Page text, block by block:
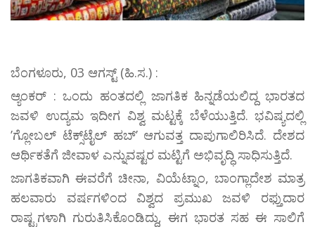
ಬೆಂಗಳೂರು, 03 ಆಗಸ್ಟ್ (ಹಿ.ಸ.) :
ಆ್ಯಂಕರ್ : ಒಂದು ಹಂತದಲ್ಲಿ ಜಾಗತಿಕ ಹಿನ್ನಡೆಯಲಿದ್ದ ಭಾರತದ
ಜವಳಿ ಉದ್ಯಮ ಇದೀಗ ವಿಶ್ವ ಮಟ್ಟಕ್ಕೆ ಬೆಳೆಯುತ್ತಿದೆ. ಭವಿಷ್ಯದಲ್ಲಿ
ʼಗ್ಲೋಬಲ್‌ ಟೆಕ್ಸ್‌ಟೈಲ್‌ ಹಬ್‌ʼ ಆಗುವತ್ತ ದಾಪುಗಾಲಿರಿಸಿದೆ. ದೇಶದ
ಆರ್ಥಿಕತೆಗೆ ಜೀವಾಳ ಎನ್ನುವಷ್ಟರ ಮಟ್ಟಿಗೆ ಅಭಿವೃದ್ಧಿ ಸಾಧಿಸುತ್ತಿದೆ.
ಜಾಗತಿಕವಾಗಿ ಈವರೆಗೆ ಚೀನಾ, ವಿಯೆಟ್ನಾಂ, ಬಾಂಗ್ಲಾದೇಶ ಮಾತ್ರ
ಹಲವಾರು ವರ್ಷಗಳಿಂದ ವಿಶ್ವದ ಪ್ರಮುಖ ಜವಳಿ ರಫ್ತುದಾರ
ರಾಷ್ಟ್ರಗಳಾಗಿ ಗುರುತಿಸಿಕೊಂಡಿದ್ದು, ಈಗ ಭಾರತ ಸಹ ಈ ಸಾಲಿಗೆ